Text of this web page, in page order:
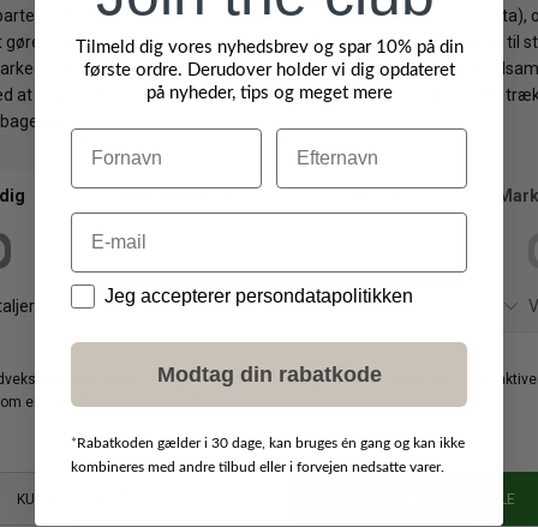
Levering: 1-3 hverdage
Gratis fragt på ordrer over 499 DKK
Vi anbefaler også
NYHED NYHED
Tilmeld dig vores nyhedsbrev og spar 10% på din
første ordre. Derudover holder vi dig opdateret
på nyheder, tips og meget mere
Navn Efternavn
Email
DataJeg accepterer persondatapolitikken
Modtag din rabatkode
*Rabatkoden gælder i 30 dage, kan bruges én gang og kan ikke
kombineres med andre tilbud eller i forvejen nedsatte varer.